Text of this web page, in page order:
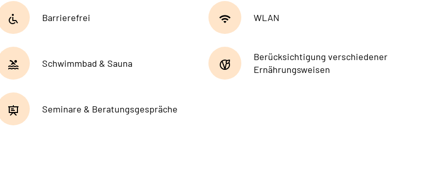
Barrierefrei WLAN
Schwimmbad & Sauna
Berücksichtigung verschiedener
Ernährungsweisen
Seminare & Beratungsgespräche